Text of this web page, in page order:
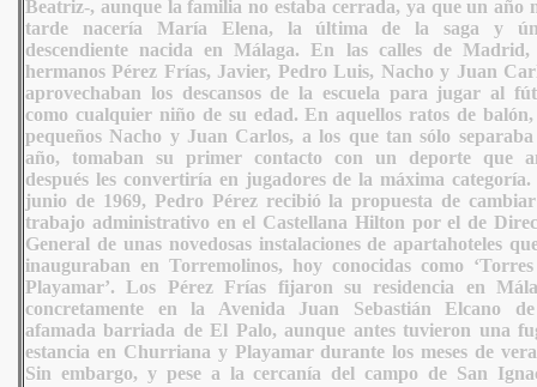
Beatriz-, aunque la familia no estaba cerrada, ya que un año
tarde nacería María Elena, la última de la saga y
descendiente nacida en Málaga. En las calles de Madrid,
hermanos Pérez Frías, Javier, Pedro Luis, Nacho y Juan
aprovechaban los descansos de la escuela para jugar al
como cualquier niño de su edad. En aquellos ratos de balón,
pequeños Nacho y Juan Carlos, a los que tan sólo
año, tomaban su primer contacto con un deporte que
después les convertiría en jugadores de la máxima
junio de 1969, Pedro Pérez recibió la propuesta de
trabajo administrativo en el Castellana Hilton por el de
General de unas novedosas instalaciones de apartahoteles
inauguraban en Torremolinos, hoy conocidas como
Playamar’. Los Pérez Frías fijaron su residencia en
concretamente en la Avenida Juan Sebastián Elcano
afamada barriada de El Palo, aunque antes tuvieron una
estancia en Churriana y Playamar durante los meses de
Sin embargo, y pese a la cercanía del campo de San